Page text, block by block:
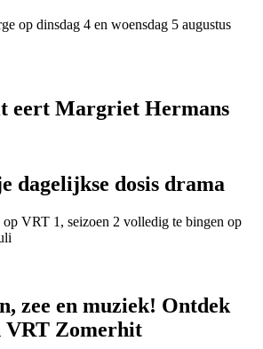
op dinsdag 4 en woensdag 5 augustus
eert Margriet Hermans
dagelijkse dosis drama
VRT 1, seizoen 2 volledig te bingen op
zee en muziek! Ontdek
VRT Zomerhit